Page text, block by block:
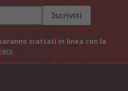
Iscriviti
trattati in linea con la
.